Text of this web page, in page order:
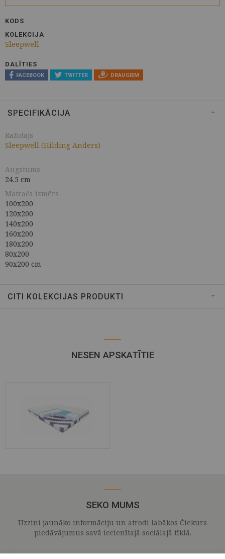
KODS
KOLEKCIJA
Sleepwell
DALĪTIES
FACEBOOK TWITTER DRAUGIEM
SPECIFIKĀCIJA
Ražotājs
Sleepwell (Hilding Anders)
Augstums
24.5 cm
Matrača izmērs
100x200
120x200
140x200
160x200
180x200
80x200
90x200 cm
CITI KOLEKCIJAS PRODUKTI
NESEN APSKATĪTIE
SEKO MUMS
Uzzini jaunāko informāciju un atrodi labākos Čiekurs
piedāvājumus savā iecienītajā sociālajā tīklā.